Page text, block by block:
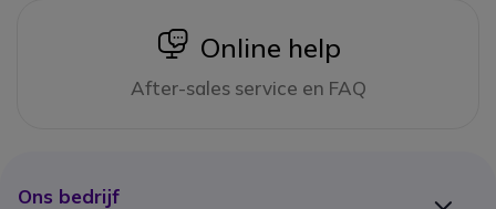
icon
Online help
After-sales service en FAQ
Ons bedrijf